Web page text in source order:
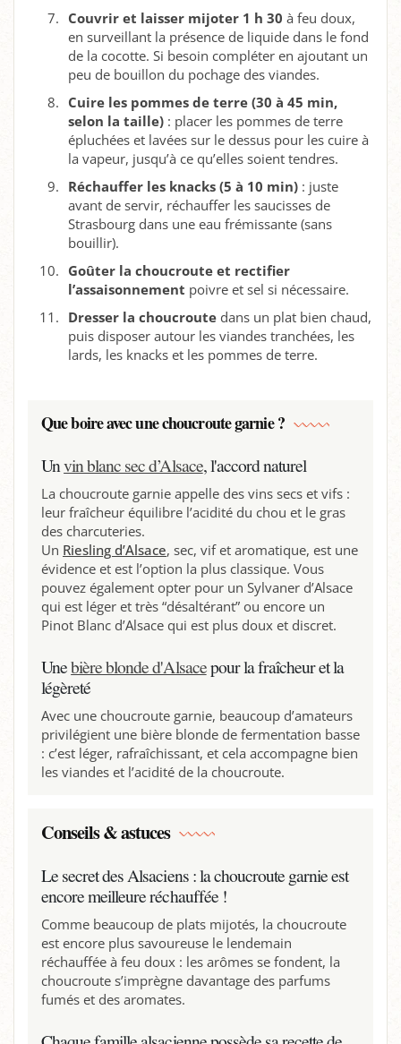
Couvrir et laisser mijoter 1 h 30 à feu doux,
en surveillant la présence de liquide dans le fond
de la cocotte. Si besoin compléter en ajoutant un
peu de bouillon du pochage des viandes.
Cuire les pommes de terre (30 à 45 min,
selon la taille) : placer les pommes de terre
épluchées et lavées sur le dessus pour les cuire à
la vapeur, jusqu’à ce qu’elles soient tendres.
Réchauffer les knacks (5 à 10 min) : juste
avant de servir, réchauffer les saucisses de
Strasbourg dans une eau frémissante (sans
bouillir).
Goûter la choucroute et rectifier
l’assaisonnement poivre et sel si nécessaire.
Dresser la choucroute dans un plat bien chaud,
puis disposer autour les viandes tranchées, les
lards, les knacks et les pommes de terre.
Que boire avec une choucroute garnie ?
Unvin blanc sec d’Alsace, l'accord naturel
La choucroute garnie appelle des vins secs et vifs :
leur fraîcheur équilibre l’acidité du chou et le gras
des charcuteries.
Un Riesling d’Alsace, sec, vif et aromatique, est une
évidence et est l’option la plus classique. Vous
pouvez également opter pour un Sylvaner d’Alsace
qui est léger et très “désaltérant” ou encore un
Pinot Blanc d’Alsace qui est plus doux et discret.
Unebière blonde d'Alsacepour la fraîcheur et la
légèreté
Avec une choucroute garnie, beaucoup d’amateurs
privilégient une bière blonde de fermentation basse
: c’est léger, rafraîchissant, et cela accompagne bien
les viandes et l’acidité de la choucroute.
Conseils & astuces
Le secret des Alsaciens : la choucroute garnie est
encore meilleure réchauffée !
Comme beaucoup de plats mijotés, la choucroute
est encore plus savoureuse le lendemain
réchauffée à feu doux : les arômes se fondent, la
choucroute s’imprègne davantage des parfums
fumés et des aromates.